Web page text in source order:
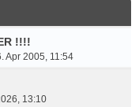
!!!!
Apr 2005, 11:54
13:10